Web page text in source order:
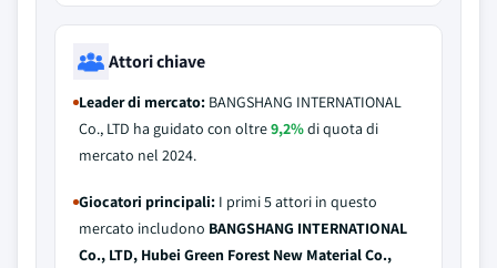
Attori chiave
Leader di mercato: BANGSHANG INTERNATIONAL
Co., LTD ha guidato con oltre9,2%di quota di
mercato nel 2024.
Giocatori principali: I primi 5 attori in questo
mercato includono BANGSHANG INTERNATIONAL
Co., LTD, Hubei Green Forest New Material Co.,